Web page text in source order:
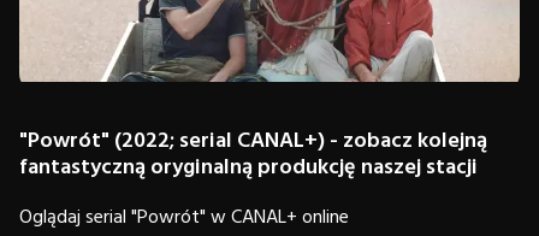
"Powrót" (2022; serial CANAL+) - zobacz kolejną
fantastyczną oryginalną produkcję naszej stacji
Oglądaj serial "Powrót" w CANAL+ online